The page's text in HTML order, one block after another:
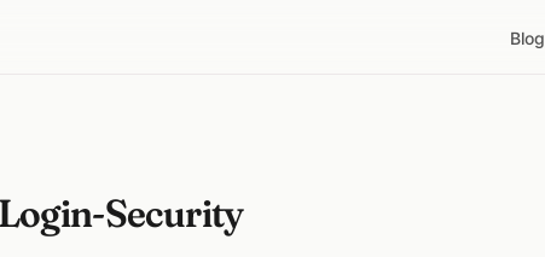
Blog
Security